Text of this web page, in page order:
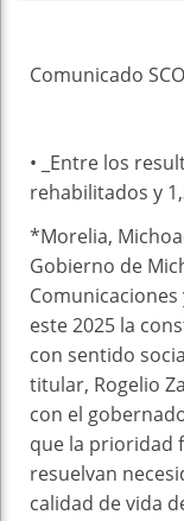
Comunicado
• _Entre los
rehabilitados y
*Morelia,
Gobierno de
Comunicaciones
este 2025 la
con sentido
titular, Rogelio
con el
que la prioridad
resuelvan
calidad de vida